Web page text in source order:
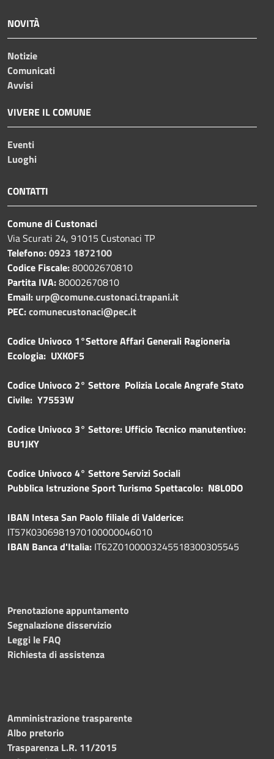
NOVITÀ
Notizie
Comunicati
Avvisi
VIVERE IL COMUNE
Eventi
Luoghi
CONTATTI
Comune di Custonaci
Via Scurati 24, 91015 Custonaci TP
Telefono:0923 1872100
Codice Fiscale:80002670810
Partita IVA:80002670810
Email: urp@comune.custonaci.trapani.it
PEC:comunecustonaci@pec.it
Codice Univoco 1°Settore Affari Generali Ragioneria
Ecologia: UXK0F5
Codice Univoco 2° Settore Polizia Locale Angrafe Stato
Civile: Y7553W
Codice Univoco 3° Settore: Ufficio Tecnico manutentivo:
BU1JKY
Codice Univoco 4° Settore Servizi Sociali
Pubblica Istruzione Sport Turismo Spettacolo: N8L0DO
IBAN Intesa San Paolo filiale di Valderice:
IT57K0306981970100000046010
IBAN Banca d'Italia: IT62Z0100003245518300305545
Prenotazione appuntamento
Segnalazione disservizio
Leggi le FAQ
Richiesta di assistenza
Amministrazione trasparente
Albo pretorio
Trasparenza L.R. 11/2015